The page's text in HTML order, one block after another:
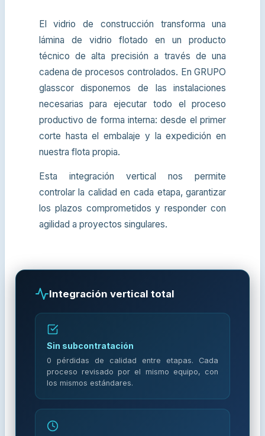
El vidrio de construcción transforma una
lámina de vidrio flotado en un producto
técnico de alta precisión a través de una
cadena de procesos controlados. En GRUPO
glasscor disponemos de las instalaciones
necesarias para ejecutar todo el proceso
productivo de forma interna: desde el primer
corte hasta el embalaje y la expedición en
nuestra flota propia.
Esta integración vertical nos permite
controlar la calidad en cada etapa, garantizar
los plazos comprometidos y responder con
agilidad a proyectos singulares.
Integración vertical total
Sin subcontratación
0 pérdidas de calidad entre etapas. Cada
proceso revisado por el mismo equipo, con
los mismos estándares.